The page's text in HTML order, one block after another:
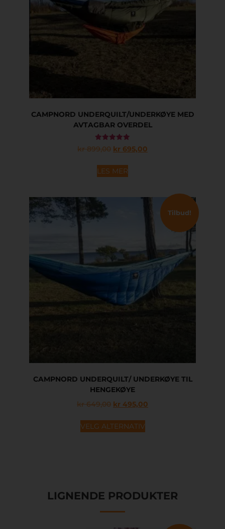
CAMPNORD UNDERQUILT/UNDERKØYE MED
AVTAGBAR OVERDEL
Vurdert
5.00
kr899,00 kr 695,00
LES MER
Tilbud!
CAMPNORD UNDERQUILT/ UNDERKØYE TIL
HENGEKØYE
kr649,00 kr 495,00
VELG ALTERNATIV
LIGNENDE PRODUKTER